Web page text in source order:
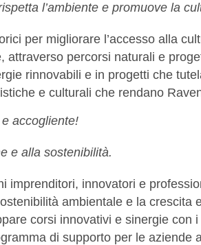
l’ambiente e promuove la
per migliorare l’accesso alla
attraverso percorsi naturali e
rinnovabili e in progetti che
e culturali che rendano
accogliente!
e alla sostenibilità.
imprenditori, innovatori e
ambientale e la crescita
corsi innovativi e sinergie con
di supporto per le aziende